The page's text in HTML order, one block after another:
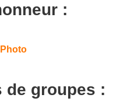
:
de groupes :